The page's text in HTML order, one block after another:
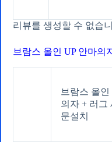
리뷰를 생성할 수 없습
브람스 올인 UP 안마의
브람스 올인
의자 + 러그
문설치